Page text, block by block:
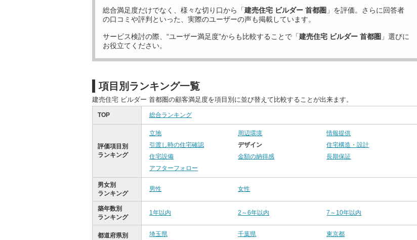
総合満足度だけでなく、様々な切り口から「建売住宅 ビルダー 首都圏 」を評価。さらに回答者
の口コミや評判といった、実際のユーザーの声も掲載しています。
サービス検討の際、“ユーザー満足度”からも比較することで「建売住宅 ビルダー 首都圏 」選びに
お役立てください。
項目別ランキング一覧
建売住宅 ビルダー 首都圏の顧客満足度を項目別に並び替えて比較することが出来ます。
TOP 総合ランキング
評価項目別
ランキング
立地 周辺環境
情報提供
引渡し時の住宅確認
デザイン
住宅構造・設計
住宅設備
金額の納得感
長期保証
アフターフォロー
男女別
ランキング
男性 女性
築年数別
ランキング
1年以内 2～6年以内 7～10年以内
都道府県別
埼玉県 千葉県
東京都